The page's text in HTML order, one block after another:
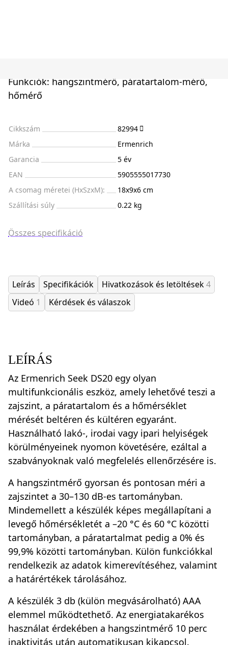
Funkciók: hangszintmérő, páratartalom-mérő,
hőmérő
Cikkszám
82994
Márka
Ermenrich
Garancia
5 év
EAN
5905555017730
A csomag méretei (HxSzxM):
18x9x6 cm
Szállítási súly
0.22 kg
Összes specifikáció
Leírás Specifikációk Hivatkozások és letöltések4
Videó 1 Kérdések és válaszok
LEÍRÁS
Az Ermenrich Seek DS20 egy olyan
multifunkcionális eszköz, amely lehetővé teszi a
zajszint, a páratartalom és a hőmérséklet
mérését beltéren és kültéren egyaránt.
Használható lakó-, irodai vagy ipari helyiségek
körülményeinek nyomon követésére, ezáltal a
szabványoknak való megfelelés ellenőrzésére is.
A hangszintmérő gyorsan és pontosan méri a
zajszintet a 30–130 dB-es tartományban.
Mindemellett a készülék képes megállapítani a
levegő hőmérsékletét a –20 °C és 60 °C közötti
tartományban, a páratartalmat pedig a 0% és
99,9% közötti tartományban. Külön funkciókkal
rendelkezik az adatok kimerevítéséhez, valamint
a határértékek tárolásához.
A készülék 3 db (külön megvásárolható) AAA
elemmel működtethető. Az energiatakarékos
használat érdekében a hangszintmérő 10 perc
inaktivitás után automatikusan kikapcsol.